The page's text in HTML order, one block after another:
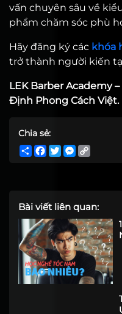
vấn chuyên sâu về
phẩm chăm sóc phù
Hãy đăng ký các khóa
trở thành người kiến
LEK Barber Academy
Định Phong Cách Việt.
Chia sẻ:
ShareFacebook
TwitterMessenger
Bài viết liên quan: